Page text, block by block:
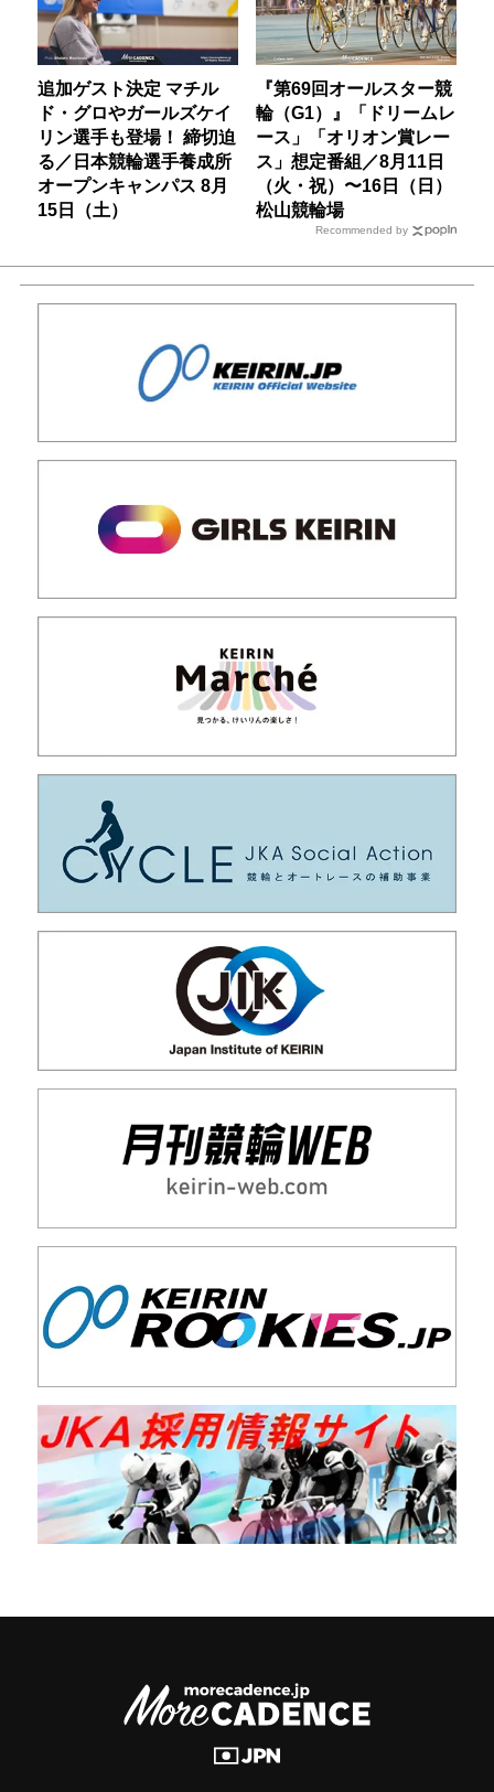
追加ゲスト決定 マチル
ド・グロやガールズケイ
リン選手も登場！ 締切迫
る／日本競輪選手養成所
オープンキャンパス 8月
15日（土）
『第69回オールスター競
輪（G1）』「ドリームレ
ース」「オリオン賞レー
ス」想定番組／8月11日
（火・祝）〜16日（日）
松山競輪場
Recommended by